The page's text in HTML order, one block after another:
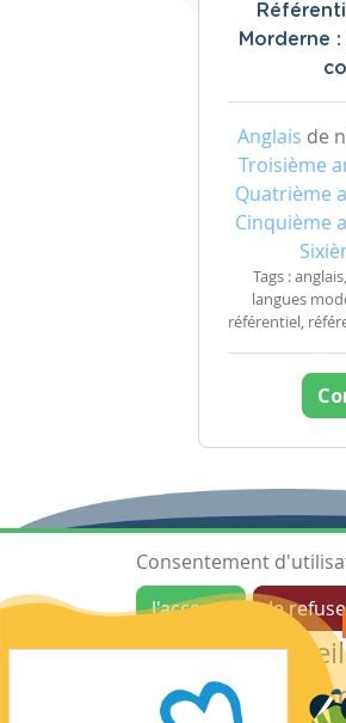
Morderne
Anglais de
Troisième
Quatrième
Cinquième
Tags :
langues
référentiel,
Ressources
Les ressources
Créer une ressource
Consentement
J'accepte
Je refuse
garantir de
des cookies